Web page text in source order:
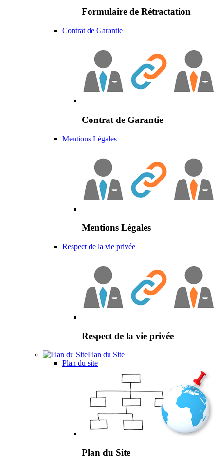
Formulaire de Rétractation
Contrat de Garantie
Contrat de Garantie
Mentions Légales
Mentions Légales
Respect de la vie privée
Respect de la vie privée
Plan du Site
Plan du site
Plan du Site